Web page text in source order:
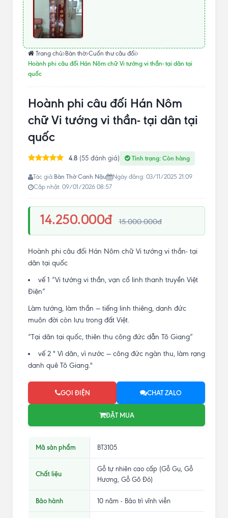
Trang chủ Bàn thờ Cuốn thư câu đối
Hoành phi câu đối Hán Nôm chữ Vi tướng vi thần- tại dân tại
quốc
Hoành phi câu đối Hán Nôm
chữ Vi tướng vi thần- tại dân tại
quốc
4.8 (55 đánh giá) Tình trạng: Còn hàng
Tác giả:Bàn Thờ Canh Nậu
Ngày đăng: 03/11/2025 21:09
Cập nhật: 09/01/2026 08:57
14.250.000đ 15.000.000đ
Hoành phi câu đối Hán Nôm chữ Vi tướng vi thần- tại
dân tại quốc
vế 1 “Vi tướng vi thần, vạn cổ linh thanh truyền Việt
Điện”
Làm tướng, làm thần — tiếng linh thiêng, danh đức
muôn đời còn lưu trong đất Việt.
“Tại dân tại quốc, thiên thu công đức dẫn Tô Giang”
vế 2 " Vì dân, vì nước — công đức ngàn thu, làm rạng
danh quê Tô Giang."
GỌI ĐIỆN CHAT ZALO
ĐẶT MUA
Mã sản phẩm BT3105
Chất liệu
Gỗ tự nhiên cao cấp (Gỗ Gụ, Gỗ
Hương, Gỗ Gõ Đỏ)
Bảo hành 10 năm - Bảo trì vĩnh viễn